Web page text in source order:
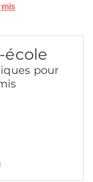
école
pour